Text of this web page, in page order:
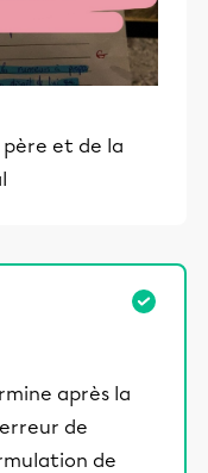
père et de la
après la
de
de